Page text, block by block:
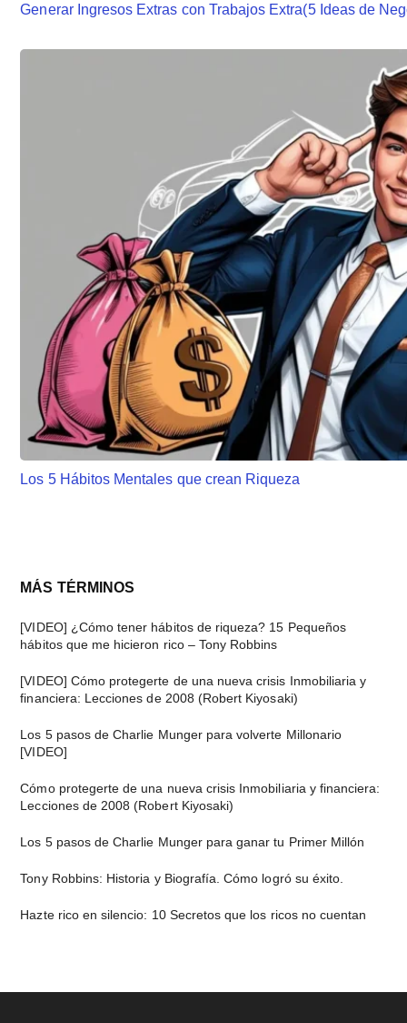
Generar Ingresos Extras con Trabajos Extra(5 Ideas de
Los 5 Hábitos Mentales que crean Riqueza
Barra
lateral
principal
MÁS TÉRMINOS
[VIDEO] ¿Cómo tener hábitos de riqueza? 15 Pequeños
hábitos que me hicieron rico – Tony Robbins
[VIDEO] Cómo protegerte de una nueva crisis Inmobiliaria y
financiera: Lecciones de 2008 (Robert Kiyosaki)
Los 5 pasos de Charlie Munger para volverte Millonario
[VIDEO]
Cómo protegerte de una nueva crisis Inmobiliaria y financiera:
Lecciones de 2008 (Robert Kiyosaki)
Los 5 pasos de Charlie Munger para ganar tu Primer Millón
Tony Robbins: Historia y Biografía. Cómo logró su éxito.
Hazte rico en silencio: 10 Secretos que los ricos no cuentan